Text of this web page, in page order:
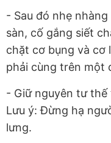
- Sau đó nhẹ
sàn, cố gắng siết
chặt cơ bụng và cơ
phải cùng trên một
- Giữ nguyên tư
Lưu ý: Đừng hạ
lưng.